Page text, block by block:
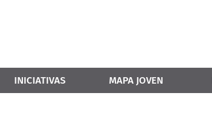
INICIATIVAS MAPA JOVEN